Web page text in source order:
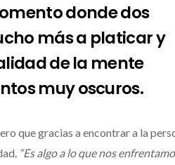
donde dos
más a platicar y
de la mente
muy oscuros.
que gracias a encontrar a la
“Es algo a lo que nos